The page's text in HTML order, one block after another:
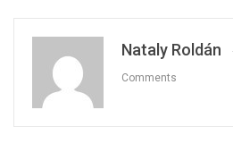
Nataly Roldán
Comments